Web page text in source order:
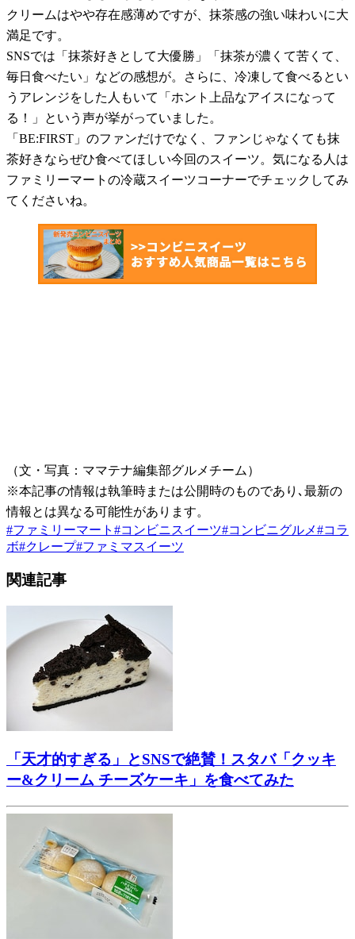
クリームはやや存在感薄めですが、抹茶感の強い味わいに大
満足です。
SNSでは「抹茶好きとして大優勝」「抹茶が濃くて苦くて、
毎日食べたい」などの感想が。さらに、冷凍して食べるとい
うアレンジをした人もいて「ホント上品なアイスになって
る！」という声が挙がっていました。
「BE:FIRST」のファンだけでなく、ファンじゃなくても抹
茶好きならぜひ食べてほしい今回のスイーツ。気になる人は
ファミリーマートの冷蔵スイーツコーナーでチェックしてみ
てくださいね。
（文・写真：ママテナ編集部グルメチーム）
※本記事の情報は執筆時または公開時のものであり､最新の
情報とは異なる可能性があります。
#ファミリーマート #コンビニスイーツ#コンビニグルメ#コラ
ボ#クレープ#ファミマスイーツ
関連記事
「天才的すぎる」とSNSで絶賛！スタバ「クッキ
ー&クリーム チーズケーキ」を食べてみた